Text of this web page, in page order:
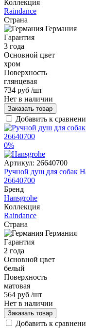
Коллекция
Raindance
Страна
Германия
Гарантия
3 года
Основной цвет
хром
Поверхность
глянцевая
734 руб /шт
Нет в наличии
Заказать товар
Добавить к
0%
Артикул: 26640700
Ручной душ для собак
26640700
Бренд
Hansgrohe
Коллекция
Raindance
Страна
Германия
Гарантия
2 года
Основной цвет
белый
Поверхность
матовая
564 руб /шт
Нет в наличии
Заказать товар
Добавить к